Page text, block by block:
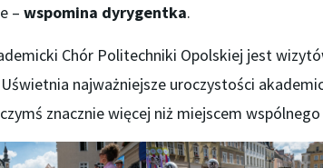
– wspomina dyrygentka.
Chór Politechniki Opolskiej jest
najważniejsze uroczystości
znacznie więcej niż miejscem